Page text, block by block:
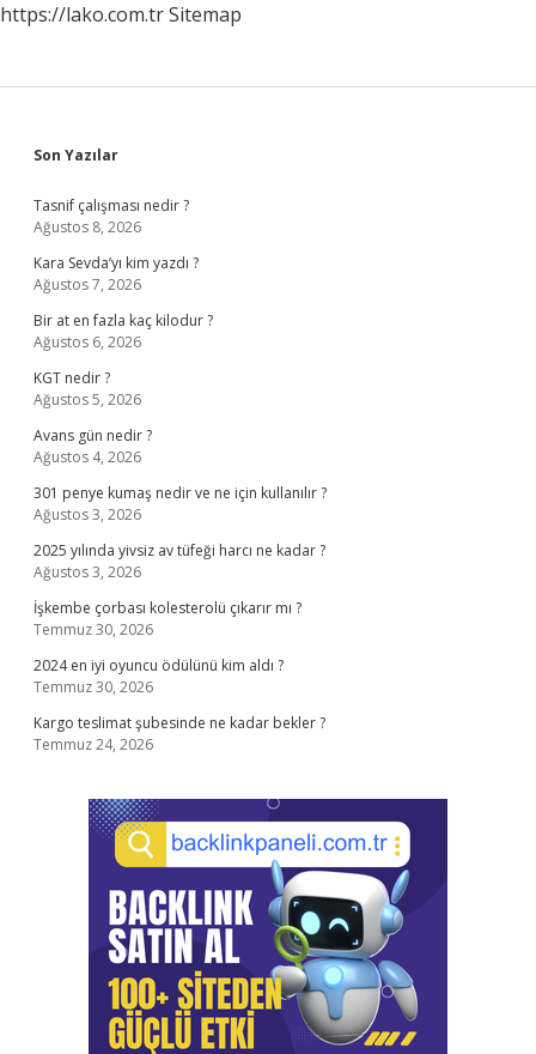
https://lako.com.trSitemap
Sidebar
Son Yazılar
Tasnif çalışması nedir ?
Ağustos 8, 2026
Kara Sevda’yı kim yazdı ?
Ağustos 7, 2026
Bir at en fazla kaç kilodur ?
Ağustos 6, 2026
KGT nedir ?
Ağustos 5, 2026
Avans gün nedir ?
Ağustos 4, 2026
301 penye kumaş nedir ve ne için kullanılır ?
Ağustos 3, 2026
2025 yılında yivsiz av tüfeği harcı ne kadar ?
Ağustos 3, 2026
İşkembe çorbası kolesterolü çıkarır mı ?
Temmuz 30, 2026
2024 en iyi oyuncu ödülünü kim aldı ?
Temmuz 30, 2026
Kargo teslimat şubesinde ne kadar bekler ?
Temmuz 24, 2026